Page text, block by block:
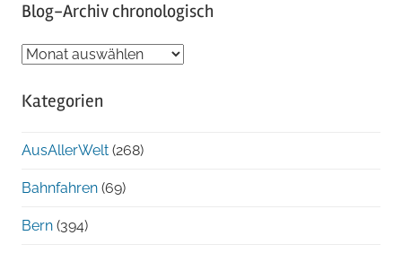
Blog-Archiv chronologisch
Blog-
chronologisch
Kategorien
AusAllerWelt (268)
Bahnfahren (69)
Bern (394)